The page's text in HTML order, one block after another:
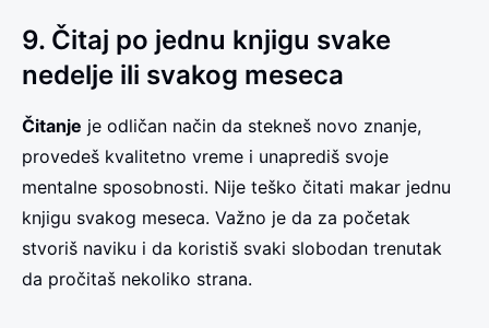
9. Čitaj po jednu knjigu svake
nedelje ili svakog meseca
Čitanje je odličan način da stekneš novo znanje,
provedeš kvalitetno vreme i unaprediš svoje
mentalne sposobnosti. Nije teško čitati makar jednu
knjigu svakog meseca. Važno je da za početak
stvoriš naviku i da koristiš svaki slobodan trenutak
da pročitaš nekoliko strana.